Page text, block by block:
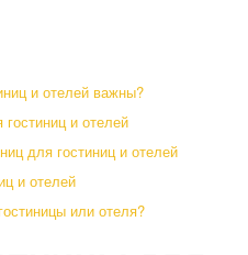
и отелей важны?
и отелей
для гостиниц и отелей
и отелей
или отеля?